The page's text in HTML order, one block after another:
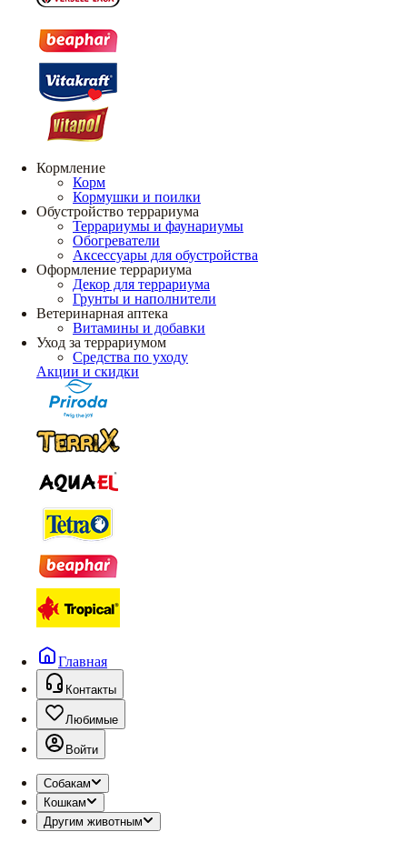
Кормление
Корм
Кормушки и поилки
Обустройство террариума
Террариумы и фаунариумы
Обогреватели
Аксессуары для обустройства
Оформление террариума
Декор для террариума
Грунты и наполнители
Ветеринарная аптека
Витамины и добавки
Уход за террариумом
Средства по уходу
Акции и скидки
Главная
Контакты
Любимые
Войти
Собакам
Кошкам
Другим животным